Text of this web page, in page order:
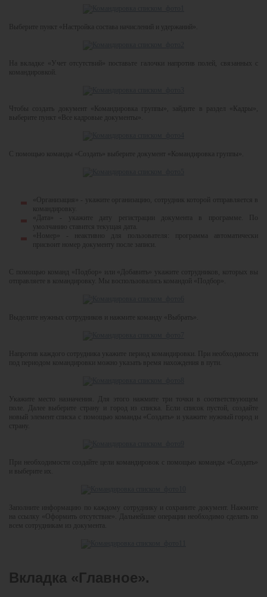
Выберите пункт «Настройка состава начислений и удержаний».
На вкладке «Учет отсутствий» поставьте галочки напротив полей, связанных с
командировкой.
Чтобы создать документ «Командировка группы», зайдите в раздел «Кадры»,
выберите пункт «Все кадровые документы».
С помощью команды «Создать» выберите документ «Командировка группы».
«Организация» - укажите организацию, сотрудник которой отправляется в
командировку.
«Дата» - укажите дату регистрации документа в программе. По
умолчанию ставится текущая дата.
«Номер» - неактивно для пользователя: программа автоматически
присвоит номер документу после записи.
С помощью команд «Подбор» или «Добавить» укажите сотрудников, которых вы
отправляете в командировку. Мы воспользовались командой «Подбор».
Выделите нужных сотрудников и нажмите команду «Выбрать».
Напротив каждого сотрудника укажите период командировки. При необходимости
под периодом командировки можно указать время нахождения в пути.
Укажите место назначения. Для этого нажмите три точки в соответствующем
поле. Далее выберите страну и город из списка. Если список пустой, создайте
новый элемент списка с помощью команды «Создать» и укажите нужный город и
страну.
При необходимости создайте цели командировок с помощью команды «Создать»
и выберите их.
Заполните информацию по каждому сотруднику и сохраните документ. Нажмите
на ссылку «Оформить отсутствие». Дальнейшие операции необходимо сделать по
всем сотрудникам из документа.
Вкладка «Главное».